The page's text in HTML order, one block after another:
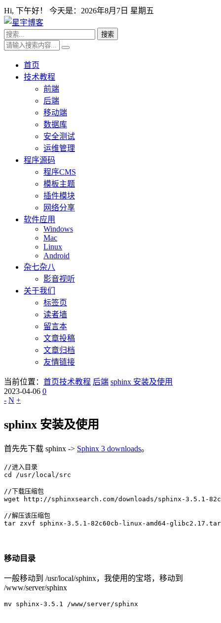
Hi, 下午好！ 今天是： 2026年8月7日 星期五
首页
技术教程
前端
后端
移动端
数据库
安全测试
运维管理
程序源码
程序CMS
模板主题
插件模块
网络分享
软件应用
Windows
Mac
Linux
Android
杂七杂八
影音视听
关于我们
标签页
读者墙
留言本
文章投稿
文章归档
友情链接
当前位置： 首页技术教程 后端 sphinx 安装及使用
2023-04-06 0
- N +
sphinx 安装及使用
首先先下载 sphinx -> Sphinx 3 downloads。
//进入目录
cd /usr/local/src
//下载压缩包
wget http://sphinxsearch.com/downloads/sphinx-3.5.1-
//解压该压缩包
tar zxvf sphinx-3.5.1-82c60cb-linux-amd64-
移动目录
一般移动到 /usr/local/sphinx，我使用的宝塔，移动到
/www/server/sphinx
mv sphinx-3.5.1 /www/server/sphinx